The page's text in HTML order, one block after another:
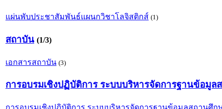
แผ่นพับประชาสัมพันธ์แผนกวิชาโลจิสติกส์ (1)
สถาบัน (1/3)
เอกสารสถาบัน (3)
การอบรมเชิงปฏิบัติการ ระบบบริหารจัดการฐานข้อมูล
การอบรมเชิงปฏิบัติการ ระบบบริหารจัดการฐานข้อมูลสถานศึกษ